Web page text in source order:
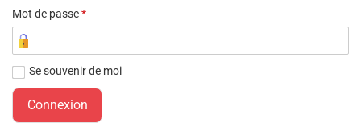
Mot de passe*
Se souvenir de moi